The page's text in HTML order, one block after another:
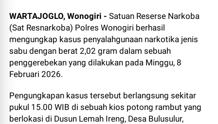
WARTAJOGLO, Wonogiri -Satuan Reserse Narkoba
(Sat Resnarkoba) Polres Wonogiri berhasil
mengungkap kasus penyalahgunaan narkotika jenis
sabu dengan berat 2,02 gram dalam sebuah
penggerebekan yang dilakukan pada Minggu, 8
Februari 2026.
Pengungkapan kasus tersebut berlangsung sekitar
pukul 15.00 WIB di sebuah kios potong rambut yang
berlokasi di Dusun Lemah Ireng, Desa Bulusulur,